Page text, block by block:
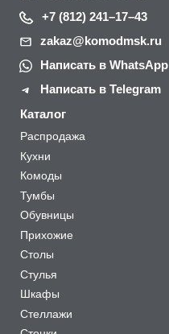
+7 (812) 241–17–43
zakaz@komodmsk.ru
Написать в WhatsApp
Написать в Telegram
Каталог
Распродажа
Кухни
Комоды
Тумбы
Обувницы
Прихожие
Столы
Стулья
Шкафы
Стеллажи